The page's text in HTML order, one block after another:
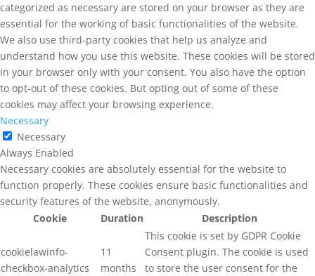
categorized as necessary are stored on your browser as they are
essential for the working of basic functionalities of the website.
We also use third-party cookies that help us analyze and
understand how you use this website. These cookies will be stored
in your browser only with your consent. You also have the option
to opt-out of these cookies. But opting out of some of these
cookies may affect your browsing experience.
Necessary
Necessary
Always Enabled
Necessary cookies are absolutely essential for the website to
function properly. These cookies ensure basic functionalities and
security features of the website, anonymously.
Cookie
Duration Description
cookielawinfo-
checkbox-analytics
11
months
This cookie is set by GDPR Cookie
Consent plugin. The cookie is used
to store the user consent for the